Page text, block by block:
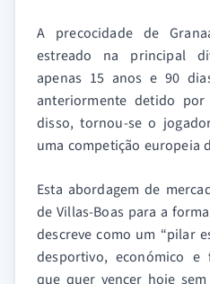
A precocidade de
estreado na principal
apenas 15 anos e 90
anteriormente detido
disso, tornou-se o
uma competição europeia
Esta abordagem de
de Villas-Boas para a
descreve como um “pilar
desportivo, económico
que quer vencer hoje